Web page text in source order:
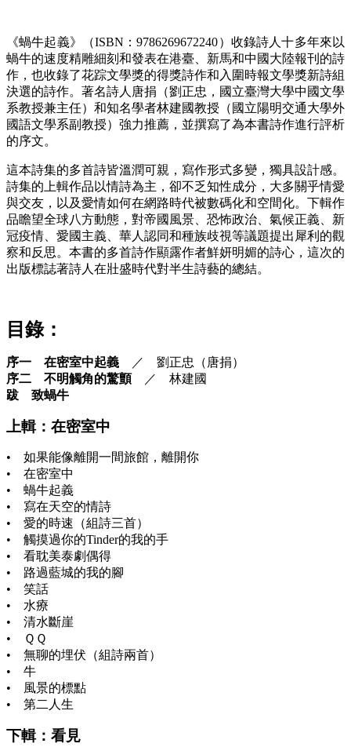
《蝸牛起義》（ISBN：9786269672240）收錄詩人十多年來以
蝸牛的速度精雕細刻和發表在港臺、新馬和中國大陸報刊的詩
作，也收錄了花踪文學獎的得獎詩作和入圍時報文學獎新詩組
決選的詩作。著名詩人唐捐（劉正忠，國立臺灣大學中國文學
系教授兼主任）和知名學者林建國教授（國立陽明交通大學外
國語文學系副教授）強力推薦，並撰寫了為本書詩作進行評析
的序文。
這本詩集的多首詩皆溫潤可親，寫作形式多變，獨具設計感。
詩集的上輯作品以情詩為主，卻不乏知性成分，大多關乎情愛
與交友，以及愛情如何在網路時代被數碼化和空間化。下輯作
品瞻望全球八方動態，對帝國風景、恐怖政治、氣候正義、新
冠疫情、愛國主義、華人認同和種族歧視等議題提出犀利的觀
察和反思。本書的多首詩作顯露作者鮮妍明媚的詩心，這次的
出版標誌著詩人在壯盛時代對半生詩藝的總結。
目錄：
序一 在密室中起義 ／ 劉正忠（唐捐）
序二 不明觸角的驚顫／ 林建國
跋 致蝸牛
上輯：在密室中
• 如果能像離開一間旅館，離開你
• 在密室中
• 蝸牛起義
• 寫在天空的情詩
• 愛的時速（組詩三首）
• 觸摸過你的Tinder的我的手
• 看耽美泰劇偶得
• 路過藍城的我的腳
• 笑話
• 水療
• 清水斷崖
• ＱＱ
• 無聊的埋伏（組詩兩首）
• 牛
• 風景的標點
• 第二人生
下輯：看見